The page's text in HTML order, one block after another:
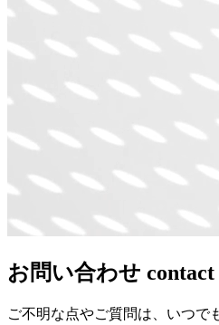
お問い合わせ contact
ご不明な点やご質問は、いつで